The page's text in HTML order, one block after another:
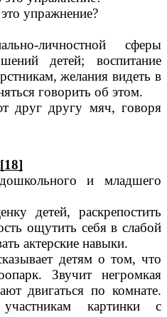
упражнение?
личностной сферы
детей; воспитание
желания видеть в
говорить об этом.
друг другу мяч, говоря
и младшего
детей, раскрепостить
ощутить себя в слабой
актерские навыки.
детям о том, что
Звучит негромкая
двигаться по комнате.
картинки с